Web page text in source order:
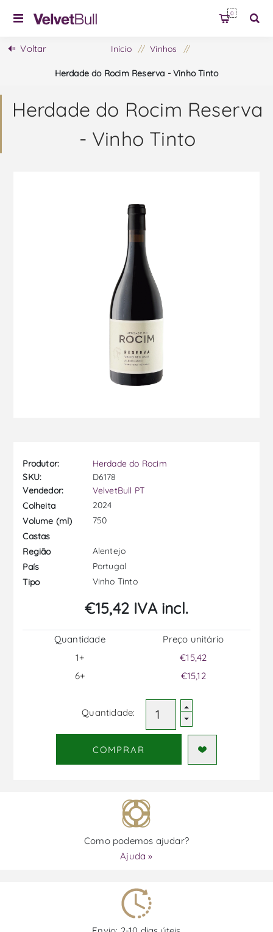
0
Voltar Início / Vinhos /
Herdade do Rocim Reserva - Vinho Tinto
Herdade do Rocim Reserva
- Vinho Tinto
Produtor:
Herdade do Rocim
SKU:
D6178
Vendedor:
VelvetBull PT
Colheita
2024
Volume (ml)
750
Castas
Região
Alentejo
País
Portugal
Tipo
Vinho Tinto
€15,42 IVA incl.
Quantidade
1+
6+
Preço unitário
€15,42
€15,12
Quantidade:
COMPRAR
Como podemos ajudar?
Ajuda »